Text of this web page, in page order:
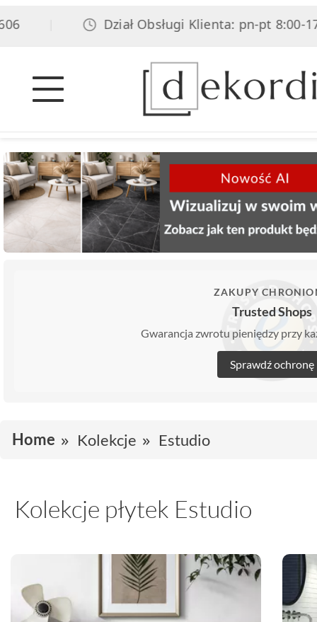
Dział Obsługi Klienta: pn-pt 8:00-
ZAKUPY
Trusted Shops
Gwarancja zwrotu pieniędzy przy
Sprawdź ochronę
Home Kolekcje Estudio
Kolekcje płytek Estudio